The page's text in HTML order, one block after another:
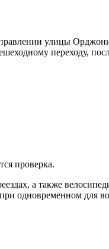
улицы
переходу,
проверка.
а также
одновременном для